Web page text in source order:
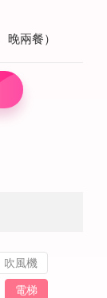
兩餐）
吹風機
電梯